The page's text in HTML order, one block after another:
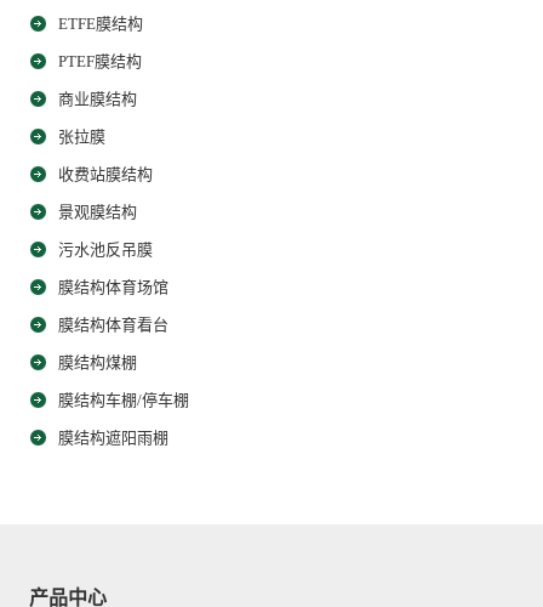
ETFE膜结构
PTEF膜结构
商业膜结构
张拉膜
收费站膜结构
景观膜结构
污水池反吊膜
膜结构体育场馆
膜结构体育看台
膜结构煤棚
膜结构车棚/停车棚
膜结构遮阳雨棚
产品中心